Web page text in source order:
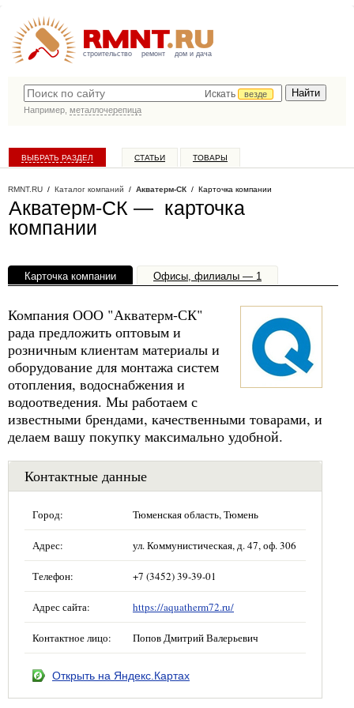
строительство ремонт дом и дача
Искать
везде
Например, металлочерепица
ВЫБРАТЬ РАЗДЕЛ СТАТЬИ ТОВАРЫ
RMNT.RU / Каталог компаний / Акватерм-СК / Карточка компании
Акватерм-СК — карточка
компании
Карточка компании Офисы, филиалы — 1
Компания ООО "Акватерм-СК"
рада предложить оптовым и
розничным клиентам материалы и
оборудование для монтажа систем
отопления, водоснабжения и
водоотведения. Мы работаем с
известными брендами, качественными товарами, и
делаем вашу покупку максимально удобной.
Контактные данные
Город: Тюменская область, Тюмень
Адрес: ул. Коммунистическая, д. 47, оф. 306
Телефон: +7 (3452) 39-39-01
Адрес сайта: https://aquatherm72.ru/
Контактное лицо: Попов Дмитрий Валерьевич
Открыть на Яндекс.Картах